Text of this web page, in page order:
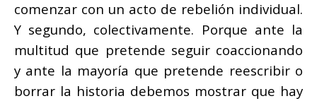
comenzar con un acto de rebelión individual.
Y segundo, colectivamente. Porque ante la
multitud que pretende seguir coaccionando
y ante la mayoría que pretende reescribir o
borrar la historia debemos mostrar que hay